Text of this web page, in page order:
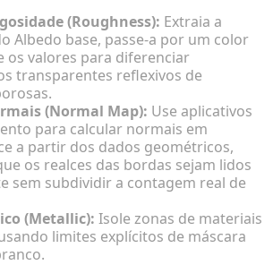
(Roughness): Extraia a
Albedo base, passe-a por um color
os valores para diferenciar
transparentes reflexivos de
(Normal Map): Use aplicativos
para calcular normais em
a partir dos dados geométricos,
os realces das bordas sejam lidos
sem subdividir a contagem real de
(Metallic): Isole zonas de materiais
limites explícitos de máscara